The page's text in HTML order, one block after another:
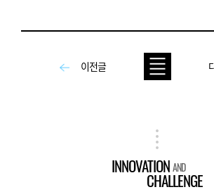
이전글
INNOVATIONAND
CHALLENGE